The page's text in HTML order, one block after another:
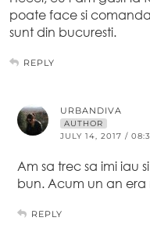
poate face si
sunt din bucuresti.
REPLY
URBANDIVA
AUTHOR
JULY 14, 2017 /
Am sa trec sa imi iau
bun. Acum un an
REPLY